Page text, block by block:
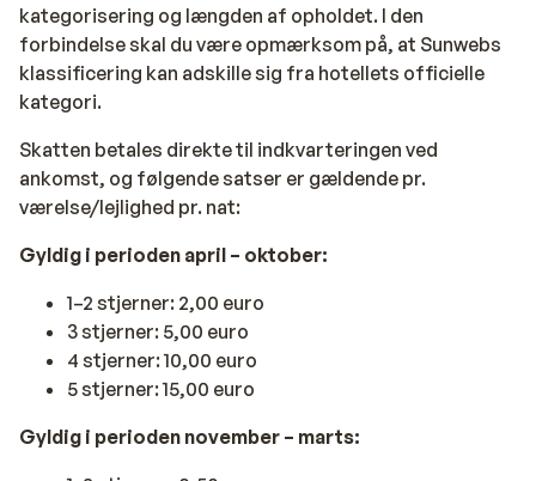
kategorisering og længden af opholdet. I den
forbindelse skal du være opmærksom på, at Sunwebs
klassificering kan adskille sig fra hotellets officielle
kategori.
Skatten betales direkte til indkvarteringen ved
ankomst, og følgende satser er gældende pr.
værelse/lejlighed pr. nat:
Gyldig i perioden april – oktober:
1–2 stjerner: 2,00 euro
3 stjerner: 5,00 euro
4 stjerner: 10,00 euro
5 stjerner: 15,00 euro
Gyldig i perioden november – marts: